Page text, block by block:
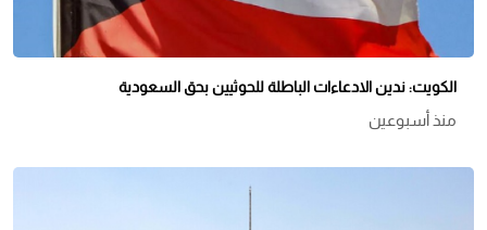
الكويت: ندين الادعاءات الباطلة للحوثيين بحق السعودية
منذ أسبوعين